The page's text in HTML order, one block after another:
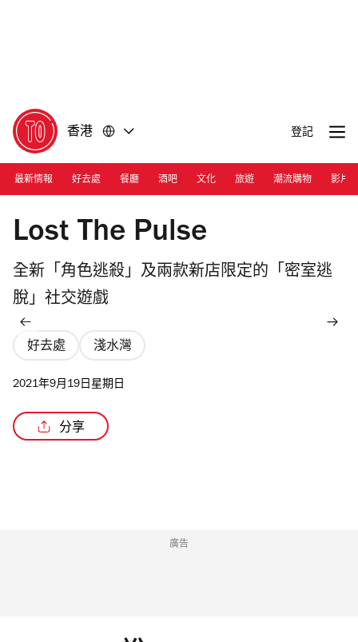
香港 登記
最新情報 好去處 餐廳 酒吧 文化 旅遊 潮流購物 影片
Photograph: Courtesy Lost The Pulse
Lost The Pulse
全新「角色逃殺」及兩款新店限定的「密室逃
脫」社交遊戲
好去處 淺水灣
2021年9月19日星期日
分享
廣告